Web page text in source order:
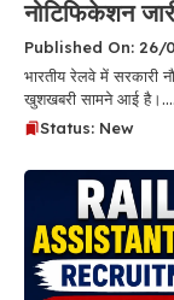
नोटिफिकेशन
Published On: 26/
भारतीय रेलवे में सरकारी
खुशखबरी सामने आई है।....
Status: New